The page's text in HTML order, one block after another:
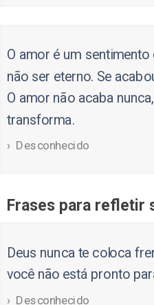
O amor é um
não ser eterno. Se
O amor não acaba
transforma.
Desconhecido
Frases para refletir
Deus nunca te coloca
você não está pronto
Desconhecido